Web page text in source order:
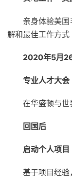
亲身体验美
解和最佳工作方式
2020年5月
专业人才大
在华盛顿与
回国后
启动个人项目
基于项目经验